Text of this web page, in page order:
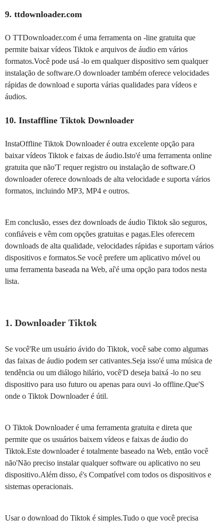
9. ttdownloader.com
O TTDownloader.com é uma ferramenta on -line gratuita que
permite baixar vídeos Tiktok e arquivos de áudio em vários
formatos.Você pode usá -lo em qualquer dispositivo sem qualquer
instalação de software.O downloader também oferece velocidades
rápidas de download e suporta várias qualidades para vídeos e
áudios.
10. Instaffline Tiktok Downloader
InstaOffline Tiktok Downloader é outra excelente opção para
baixar vídeos Tiktok e faixas de áudio.Isto'é uma ferramenta online
gratuita que não'T requer registro ou instalação de software.O
downloader oferece downloads de alta velocidade e suporta vários
formatos, incluindo MP3, MP4 e outros.
Em conclusão, esses dez downloads de áudio Tiktok são seguros,
confiáveis e vêm com opções gratuitas e pagas.Eles oferecem
downloads de alta qualidade, velocidades rápidas e suportam vários
dispositivos e formatos.Se você prefere um aplicativo móvel ou
uma ferramenta baseada na Web, aí'é uma opção para todos nesta
lista.
1. Downloader Tiktok
Se você'Re um usuário ávido do Tiktok, você sabe como algumas
das faixas de áudio podem ser cativantes.Seja isso'é uma música de
tendência ou um diálogo hilário, você'D deseja baixá -lo no seu
dispositivo para uso futuro ou apenas para ouvi -lo offline.Que'S
onde o Tiktok Downloader é útil.
O Tiktok Downloader é uma ferramenta gratuita e direta que
permite que os usuários baixem vídeos e faixas de áudio do
Tiktok.Este downloader é totalmente baseado na Web, então você
não'Não preciso instalar qualquer software ou aplicativo no seu
dispositivo.Além disso, é's Compatível com todos os dispositivos e
sistemas operacionais.
Usar o download do Tiktok é simples.Tudo o que você precisa